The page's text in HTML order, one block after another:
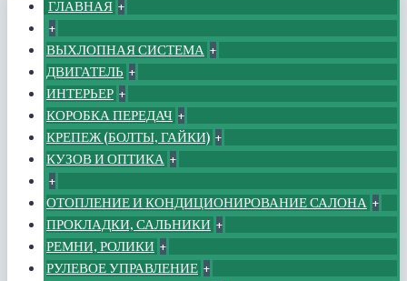
ГЛАВНАЯ +
+
ВЫХЛОПНАЯ СИСТЕМА +
ДВИГАТЕЛЬ +
ИНТЕРЬЕР +
КОРОБКА ПЕРЕДАЧ +
КРЕПЕЖ (БОЛТЫ, ГАЙКИ) +
КУЗОВ И ОПТИКА +
+
ОТОПЛЕНИЕ И КОНДИЦИОНИРОВАНИЕ САЛОНА +
ПРОКЛАДКИ, САЛЬНИКИ +
РЕМНИ, РОЛИКИ +
РУЛЕВОЕ УПРАВЛЕНИЕ +